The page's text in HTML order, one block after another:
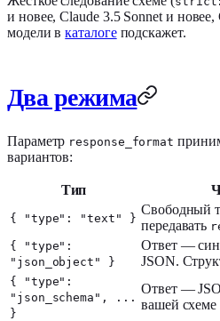
и новее, Claude 3.5 Sonnet и
модели вкаталогеподскажет.
Два режима
Параметр response_format
вариантов:
Тип
{ "type": "text" }
Свободный
передавать
{ "type":
"json_object" }
Ответ —
JSON.
{ "type":
"json_schema", ...
}
Ответ —
вашей схеме